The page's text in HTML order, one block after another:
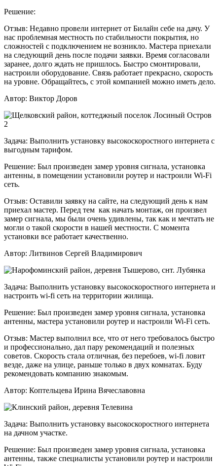
Решение:
Отзыв: Недавно провели интернет от Билайн себе на дачу. У
нас проблемная местность по стабильности покрытия, но
сложностей с подключением не возникло. Мастера приехали
на следующий день после подачи заявки. Время согласовали
заранее, долго ждать не пришлось. Быстро смонтировали,
настроили оборудование. Связь работает прекрасно, скорость
на уровне. Обращайтесь, с этой компанией можно иметь дело.
Автор: Виктор Доров
Задача: Выполнить установку высокоскоростного интернета с
выгодным тарифом.
Решение: Был произведен замер уровня сигнала, установка
антенны, в помещении установили роутер и настроили Wi-Fi
сеть.
Отзыв: Оставили заявку на сайте, на следующий день к нам
приехал мастер. Перед тем как начать монтаж, он произвел
замер сигнала, мы были очень удивлены, так как и мечтать не
могли о такой скорости в нашей местности. С момента
установки все работает качественно.
Автор: Литвинов Сергей Владимирович
Задача: Выполнить установку высокоскоростного интернета и
настроить wi-fi сеть на территории жилища.
Решение: Был произведен замер уровня сигнала, установка
антенны, мастера установили роутер и настроили Wi-Fi сеть.
Отзыв: Мастер выполнил все, что от него требовалось быстро
и профессионально, дал пару рекомендаций и полезных
советов. Скорость стала отличная, без перебоев, wi-fi ловит
везде, даже на улице, раньше только в двух комнатах. Буду
рекомендовать компанию знакомым.
Автор: Коптельцева Ирина Вячеславовна
Задача: Выполнить установку высокоскоростного интернета
на дачном участке.
Решение: Был произведен замер уровня сигнала, установка
антенны, также специалисты установили роутер и настроили